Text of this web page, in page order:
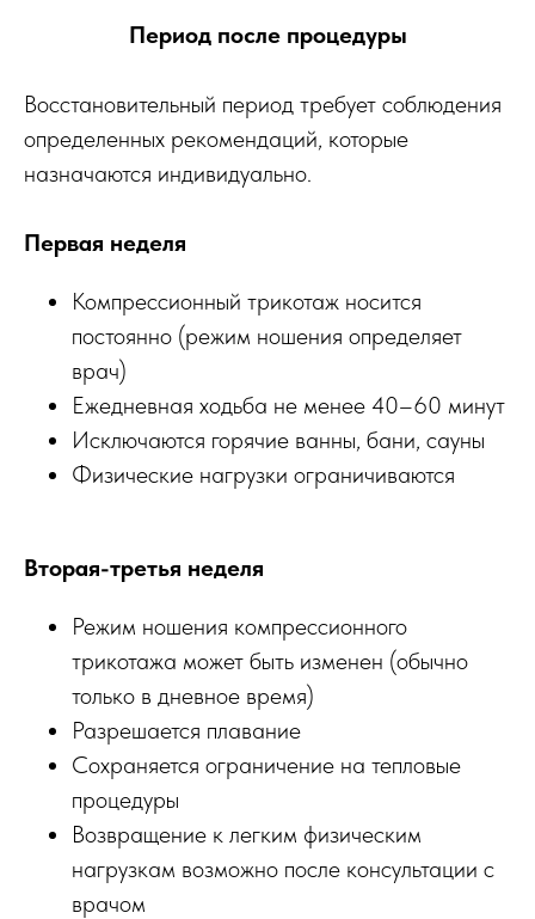
Период после процедуры
Восстановительный период требует соблюдения
определенных рекомендаций, которые
назначаются индивидуально.
Первая неделя
Компрессионный трикотаж носится
постоянно (режим ношения определяет
врач)
Ежедневная ходьба не менее 40–60 минут
Исключаются горячие ванны, бани, сауны
Физические нагрузки ограничиваются
Вторая-третья неделя
Режим ношения компрессионного
трикотажа может быть изменен (обычно
только в дневное время)
Разрешается плавание
Сохраняется ограничение на тепловые
процедуры
Возвращение к легким физическим
нагрузкам возможно после консультации с
врачом